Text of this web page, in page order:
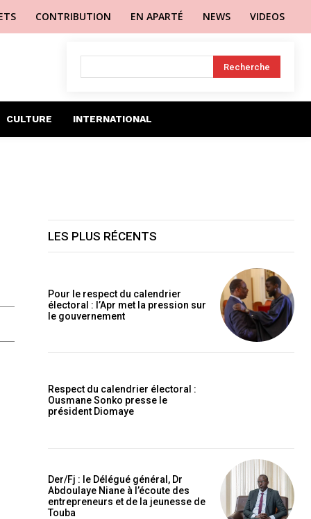
CONTRIBUTION EN APARTÉ NEWS VIDEOS
Recherche
CULTURE INTERNATIONAL
LES PLUS RÉCENTS
Pour le respect du calendrier
électoral : l’Apr met la pression sur
le gouvernement
Respect du calendrier électoral :
Ousmane Sonko presse le
président Diomaye
Der/Fj : le Délégué général, Dr
Abdoulaye Niane à l’écoute des
entrepreneurs et de la jeunesse de
Touba